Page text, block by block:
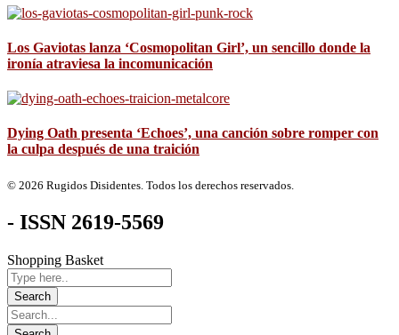
Los Gaviotas lanza ‘Cosmopolitan Girl’, un sencillo donde la
ironía atraviesa la incomunicación
Dying Oath presenta ‘Echoes’, una canción sobre romper con
la culpa después de una traición
© 2026 Rugidos Disidentes. Todos los derechos reservados.
- ISSN 2619-5569
Shopping Basket